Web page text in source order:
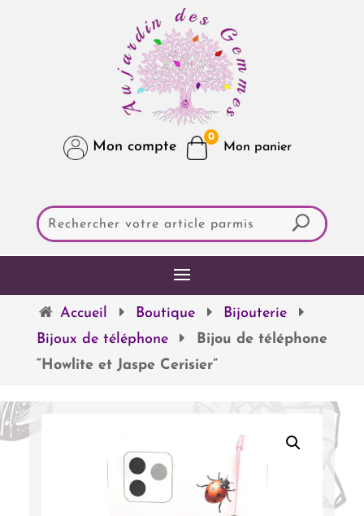
Mon compte
0
Accueil Boutique
Bijouterie
Bijoux de téléphone
Bijou de téléphone
“Howlite et Jaspe Cerisier”